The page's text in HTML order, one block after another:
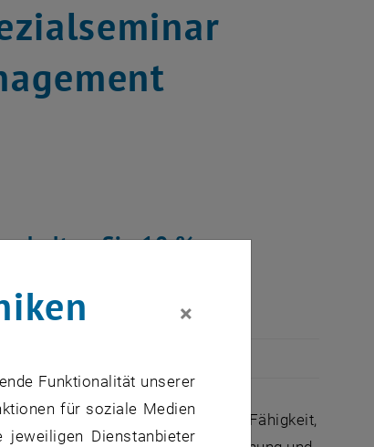
Sie 10 %
erfordern Flexibilität und die Fähigkeit,
×
Funktionalität unserer
für soziale Medien
Dienstanbieter